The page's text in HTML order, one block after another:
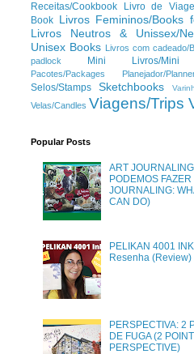
Receitas/Cookbook
Livro de
Book Livros Femininos/Books
Livros Neutros & Unissex/
Unisex Books Livros com cadeado/
padlock
Mini Livros/Mini
Pacotes/Packages Planejador/
Selos/Stamps Sketchbooks
Velas/Candles Viagens/Trips
Popular Posts
ART
PODEMOS
JOURNALING:
CAN DO)
PELIKAN 4001
Resenha (Review)
PERSPECTIVA: 2
DE FUGA (2 POINT
PERSPECTIVE)